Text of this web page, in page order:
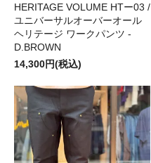
HERITAGE VOLUME HTー03 /
ユニバーサルオーバーオール
ヘリテージ ワークパンツ -
D.BROWN
14,300円(税込)